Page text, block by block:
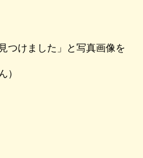
つけました」と写真画像を
）